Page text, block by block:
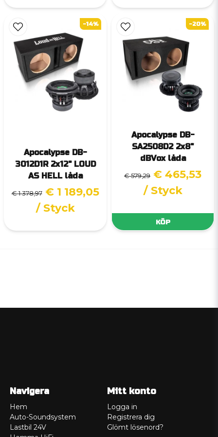
Apocalypse DB-
3012D1R 2x12" LOUD
AS HELL låda
€ 1 378,97 € 1 189,05
/ Styck
-14%
Apocalypse DB-
SA2508D2 2x8"
dBVox låda
€ 579,29 € 465,53
/ Styck
KÖP
-20%
Navigera
Hem
Auto-Soundsystem
Lastbil 24V
Mitt konto
Logga in
Registrera dig
Glömt lösenord?